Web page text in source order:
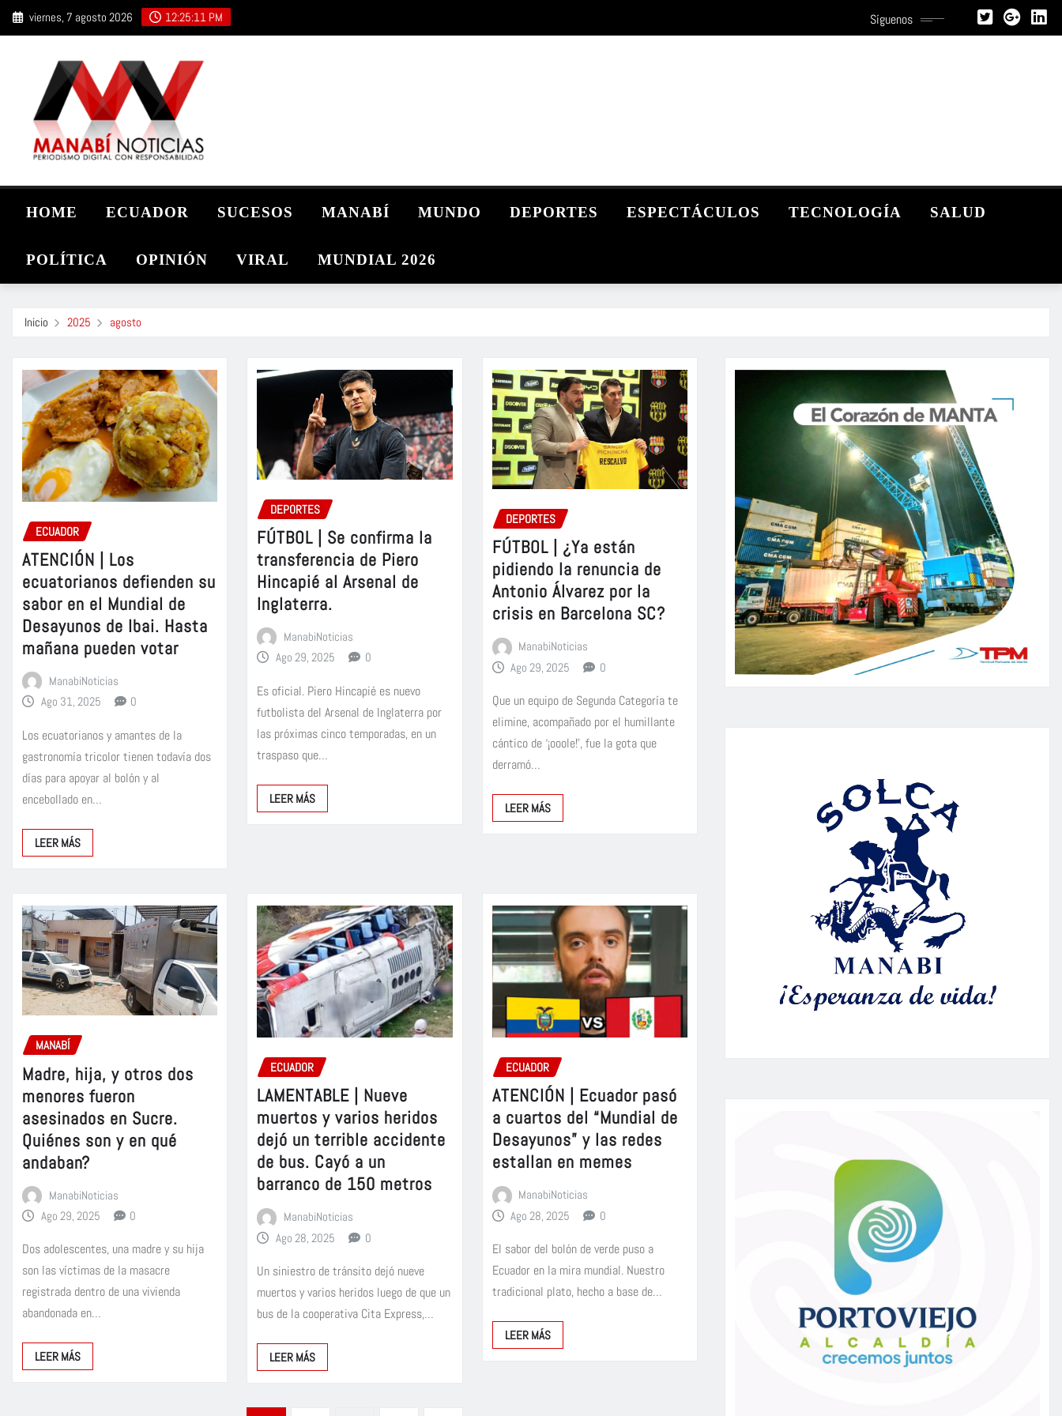
Saltar viernes, 7 agosto 2026 12:25:12 PM Síguenos
HOME ECUADOR SUCESOS MANABÍ MUNDO DEPORTES ESPECTÁCULOS TECNOLOGÍA SALUD
POLÍTICA OPINIÓN VIRAL MUNDIAL 2026
Inicio 2025 agosto
ECUADOR
ATENCIÓN | Los
ecuatorianos defienden su
sabor en el Mundial de
Desayunos de Ibai. Hasta
mañana pueden votar
ManabiNoticias
Ago 31, 2025
0
Los ecuatorianos y amantes de la
gastronomía tricolor tienen todavía dos
días para apoyar al bolón y al
encebollado en…
LEER MÁS
DEPORTES
FÚTBOL | Se confirma la
transferencia de Piero
Hincapié al Arsenal de
Inglaterra.
ManabiNoticias
Ago 29, 2025
0
Es oficial. Piero Hincapié es nuevo
futbolista del Arsenal de Inglaterra por
las próximas cinco temporadas, en un
traspaso que…
LEER MÁS
DEPORTES
FÚTBOL | ¿Ya están
pidiendo la renuncia de
Antonio Álvarez por la
crisis en Barcelona SC?
ManabiNoticias
Ago 29, 2025
0
Que un equipo de Segunda Categoría te
elimine, acompañado por el humillante
cántico de ‘¡ooole!’, fue la gota que
derramó…
LEER MÁS
MANABÍ
Madre, hija, y otros dos
menores fueron
asesinados en Sucre.
Quiénes son y en qué
andaban?
ManabiNoticias
Ago 29, 2025
0
Dos adolescentes, una madre y su hija
son las víctimas de la masacre
registrada dentro de una vivienda
abandonada en…
LEER MÁS
ECUADOR
LAMENTABLE | Nueve
muertos y varios heridos
dejó un terrible accidente
de bus. Cayó a un
barranco de 150 metros
ManabiNoticias
Ago 28, 2025
0
Un siniestro de tránsito dejó nueve
muertos y varios heridos luego de que un
bus de la cooperativa Cita Express,…
LEER MÁS
ECUADOR
ATENCIÓN | Ecuador pasó
a cuartos del “Mundial de
Desayunos” y las redes
estallan en memes
ManabiNoticias
Ago 28, 2025
0
El sabor del bolón de verde puso a
Ecuador en la mira mundial. Nuestro
tradicional plato, hecho a base de…
LEER MÁS